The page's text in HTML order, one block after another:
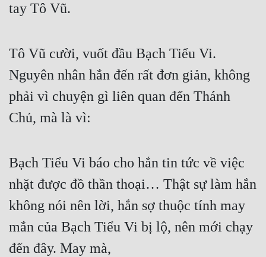
Cạnh Kỹ
Cổ Tiên Hiệp
Cổ Đại
Du Hí
Dị Giới
Dị Năng
Gia Đấu
tay Tô Vũ.
Tô Vũ cười, vuốt đầu Bạch Tiểu Vi.
Nguyên nhân hắn đến rất đơn giản, không
phải vì chuyện gì liên quan đến Thánh
Chủ, mà là vì:
Bạch Tiểu Vi báo cho hắn tin tức về việc
nhặt được đồ thần thoại… Thật sự làm hắn
không nói nên lời, hắn sợ thuộc tính may
mắn của Bạch Tiểu Vi bị lộ, nên mới chạy
đến đây. May mà,